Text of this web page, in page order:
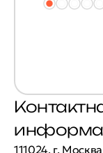
111024, г.